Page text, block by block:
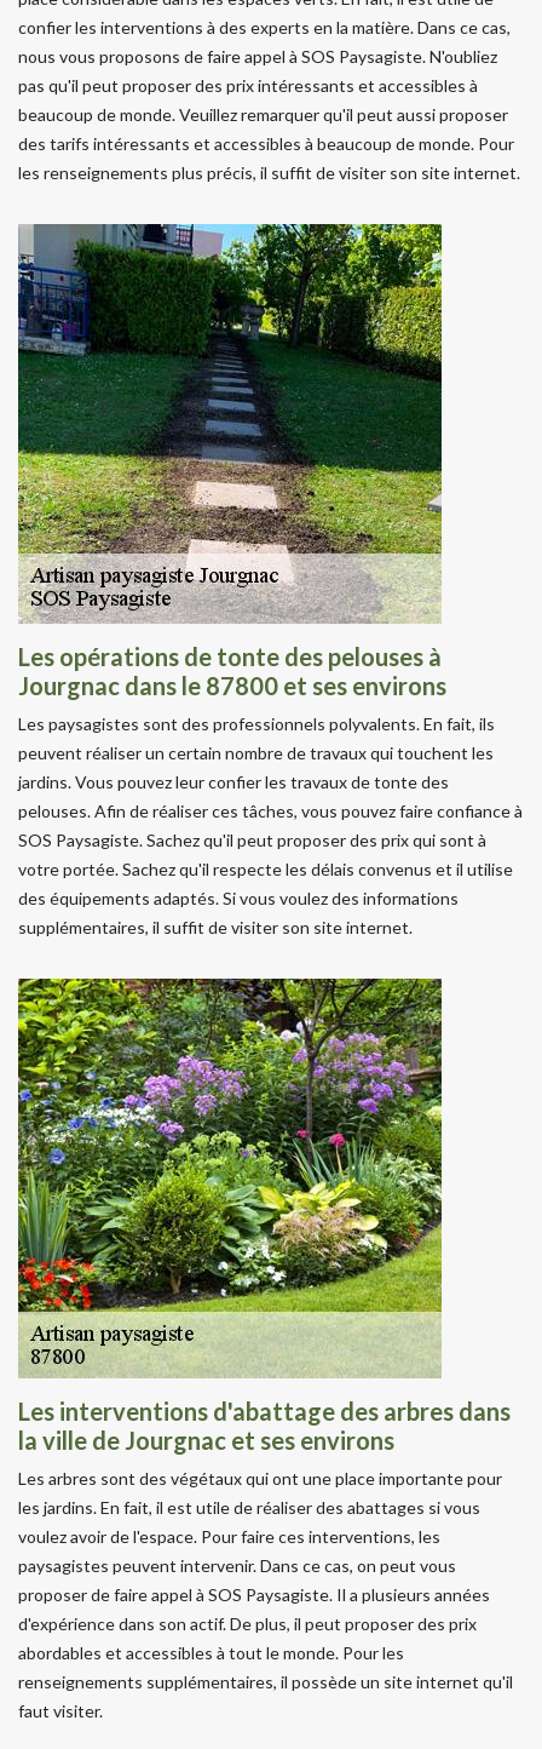
confier les interventions à des experts en la matière. Dans ce cas,
nous vous proposons de faire appel à SOS Paysagiste. N'oubliez
pas qu'il peut proposer des prix intéressants et accessibles à
beaucoup de monde. Veuillez remarquer qu'il peut aussi proposer
des tarifs intéressants et accessibles à beaucoup de monde. Pour
les renseignements plus précis, il suffit de visiter son site internet.
Les opérations de tonte des pelouses à
Jourgnac dans le 87800 et ses environs
Les paysagistes sont des professionnels polyvalents. En fait, ils
peuvent réaliser un certain nombre de travaux qui touchent les
jardins. Vous pouvez leur confier les travaux de tonte des
pelouses. Afin de réaliser ces tâches, vous pouvez faire confiance à
SOS Paysagiste. Sachez qu'il peut proposer des prix qui sont à
votre portée. Sachez qu'il respecte les délais convenus et il utilise
des équipements adaptés. Si vous voulez des informations
supplémentaires, il suffit de visiter son site internet.
Les interventions d'abattage des arbres dans
la ville de Jourgnac et ses environs
Les arbres sont des végétaux qui ont une place importante pour
les jardins. En fait, il est utile de réaliser des abattages si vous
voulez avoir de l'espace. Pour faire ces interventions, les
paysagistes peuvent intervenir. Dans ce cas, on peut vous
proposer de faire appel à SOS Paysagiste. Il a plusieurs années
d'expérience dans son actif. De plus, il peut proposer des prix
abordables et accessibles à tout le monde. Pour les
renseignements supplémentaires, il possède un site internet qu'il
faut visiter.